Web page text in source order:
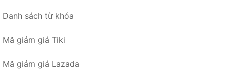
Danh sách từ khóa
Mã giảm giá Tiki
Mã giảm giá Lazada